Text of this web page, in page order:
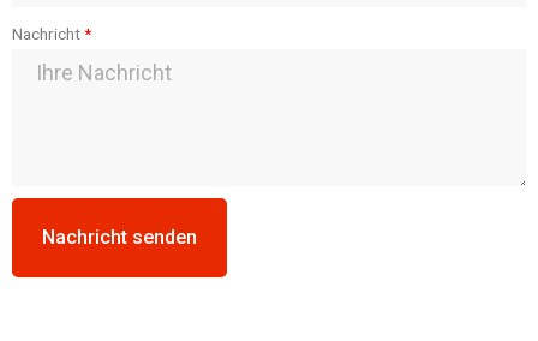
Nachricht
Nachricht senden